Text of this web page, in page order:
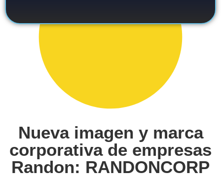
Nueva imagen y marca
corporativa de empresas
Randon: RANDONCORP